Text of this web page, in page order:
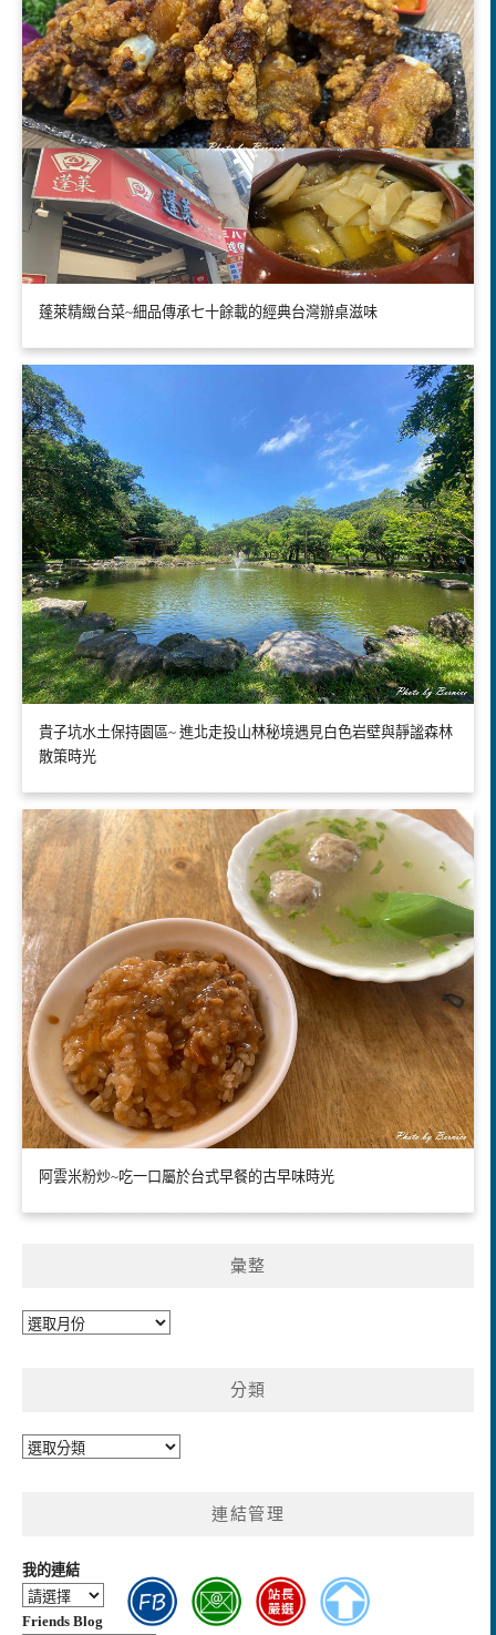
蓬萊精緻台菜~細品傳承七十餘載的經典台灣辦桌滋味
貴子坑水土保持園區~ 進北走投山林秘境遇見白色岩壁與靜謐森林
散策時光
阿雲米粉炒~吃一口屬於台式早餐的古早味時光
彙整
彙
分類
分
連結管理
我的連結
Friends Blog